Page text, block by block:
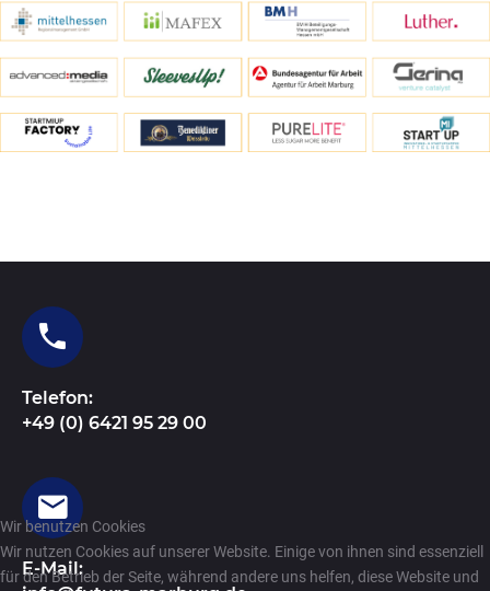
Telefon:
+49 (0) 6421 95 29 00
E-Mail:
Wir benutzen Cookies
Wir nutzen Cookies auf unserer Website. Einige von ihnen sind essenziell
für den Betrieb der Seite, während andere uns helfen, diese Website und